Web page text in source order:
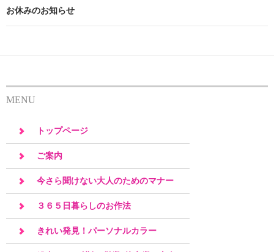
ナ
ゲ
シ
ン
お休みのお知らせ
MENU
トップページ
ご案内
今さら聞けない大人のためのマナー
３６５日暮らしのお作法
きれい発見！パーソナルカラー